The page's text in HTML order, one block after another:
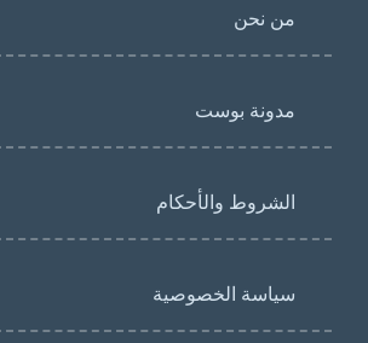
من نحن
مدونة بوست
الشروط والأحكام
سياسة الخصوصية